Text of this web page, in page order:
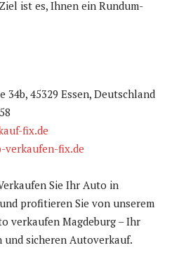
ist es, Ihnen ein Rundum-
34b, 45329 Essen, Deutschland
fix.de
fix.de
Sie Ihr Auto in
profitieren Sie von unserem
verkaufen Magdeburg – Ihr
sicheren Autoverkauf.